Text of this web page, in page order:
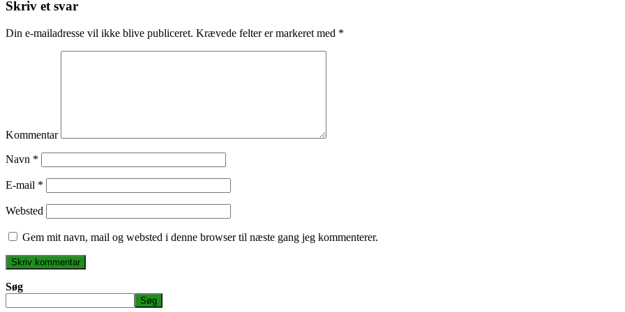
Skriv et svar
Din e-mailadresse vil ikke blive publiceret. Krævede felter er markeret med *
Kommentar
Navn *
E-mail *
Websted
Gem mit navn, mail og websted i denne browser til næste gang jeg kommenterer.
Søg
Søg